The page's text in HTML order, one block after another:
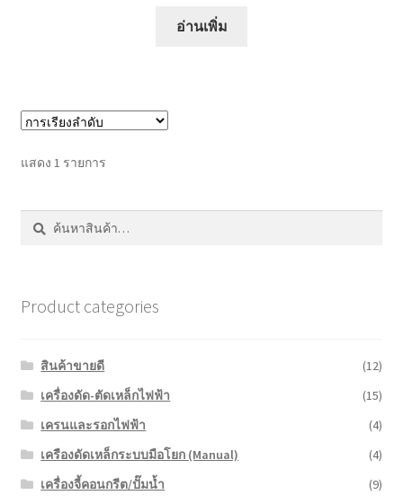
อ่านเพิ่ม
แสดง 1 รายการ
ค้นหา:
ค้นหา
Product categories
สินค้าขายดี
(12)
เครื่องดัด-ตัดเหล็กไฟฟ้า
(15)
เครนและรอกไฟฟ้า
(4)
เครืองดัดเหล็กระบบมือโยก (Manual)
(4)
เครื่องจี้คอนกรีต/ปั๊มน้ำ
(9)